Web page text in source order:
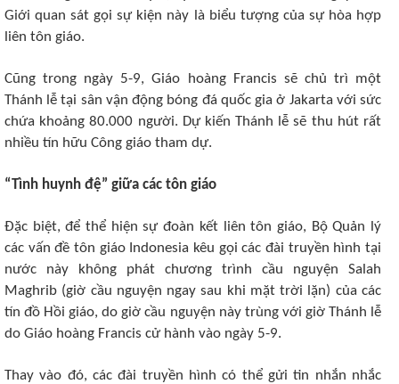
Giới quan sát gọi sự kiện này là biểu tượng của sự hòa hợp
liên tôn giáo.
Cũng trong ngày 5-9, Giáo hoàng Francis sẽ chủ trì một
Thánh lễ tại sân vận động bóng đá quốc gia ở Jakarta với sức
chứa khoảng 80.000 người. Dự kiến Thánh lễ sẽ thu hút rất
nhiều tín hữu Công giáo tham dự.
“Tình huynh đệ” giữa các tôn giáo
Đặc biệt, để thể hiện sự đoàn kết liên tôn giáo, Bộ Quản lý
các vấn đề tôn giáo Indonesia kêu gọi các đài truyền hình tại
nước này không phát chương trình cầu nguyện Salah
Maghrib (giờ cầu nguyện ngay sau khi mặt trời lặn) của các
tín đồ Hồi giáo, do giờ cầu nguyện này trùng với giờ Thánh lễ
do Giáo hoàng Francis cử hành vào ngày 5-9.
Thay vào đó, các đài truyền hình có thể gửi tin nhắn nhắc